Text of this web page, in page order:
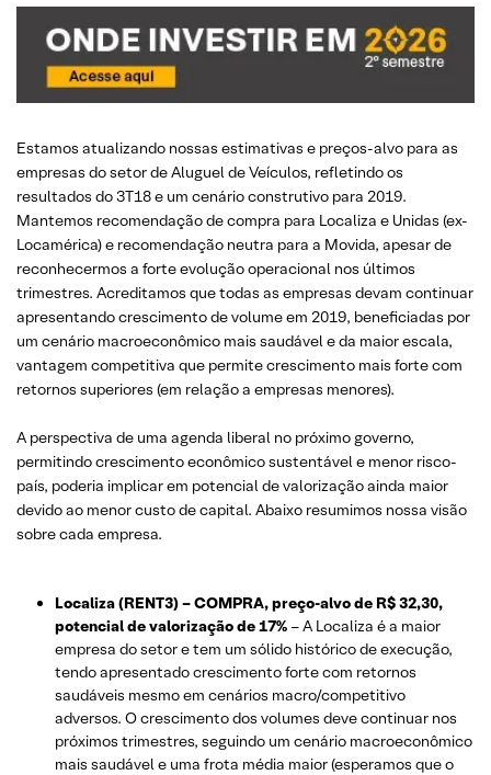
Estamos atualizando nossas estimativas e preços-alvo para as
empresas do setor de Aluguel de Veículos, refletindo os
resultados do 3T18 e um cenário construtivo para 2019.
Mantemos recomendação de compra para Localiza e Unidas (ex-
Locamérica) e recomendação neutra para a Movida, apesar de
reconhecermos a forte evolução operacional nos últimos
trimestres. Acreditamos que todas as empresas devam continuar
apresentando crescimento de volume em 2019, beneficiadas por
um cenário macroeconômico mais saudável e da maior escala,
vantagem competitiva que permite crescimento mais forte com
retornos superiores (em relação a empresas menores).
A perspectiva de uma agenda liberal no próximo governo,
permitindo crescimento econômico sustentável e menor risco-
país, poderia implicar em potencial de valorização ainda maior
devido ao menor custo de capital. Abaixo resumimos nossa visão
sobre cada empresa.
Localiza (RENT3) – COMPRA, preço-alvo de R$ 32,30,
potencial de valorização de 17% – A Localiza é a maior
empresa do setor e tem um sólido histórico de execução,
tendo apresentado crescimento forte com retornos
saudáveis ​​mesmo em cenários macro/competitivo
adversos. O crescimento dos volumes deve continuar nos
próximos trimestres, seguindo um cenário macroeconômico
mais saudável e uma frota média maior (esperamos que o